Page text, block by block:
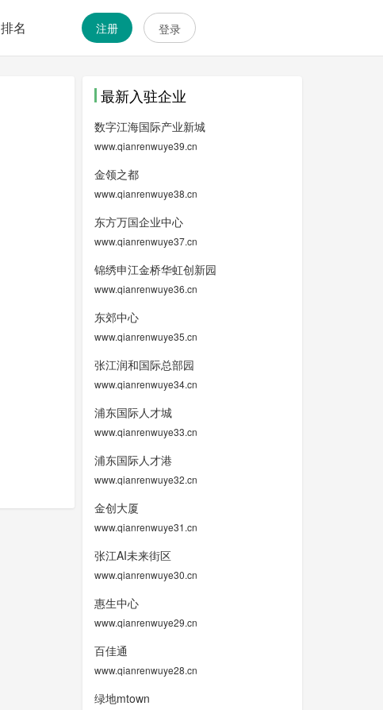
排名 注册 登录
最新入驻企业
数字江海国际产业新城
www.qianrenwuye39.cn
金领之都
www.qianrenwuye38.cn
东方万国企业中心
www.qianrenwuye37.cn
锦绣申江金桥华虹创新园
www.qianrenwuye36.cn
东郊中心
www.qianrenwuye35.cn
张江润和国际总部园
www.qianrenwuye34.cn
浦东国际人才城
www.qianrenwuye33.cn
浦东国际人才港
www.qianrenwuye32.cn
金创大厦
www.qianrenwuye31.cn
张江AI未来街区
www.qianrenwuye30.cn
惠生中心
www.qianrenwuye29.cn
百佳通
www.qianrenwuye28.cn
绿地mtown